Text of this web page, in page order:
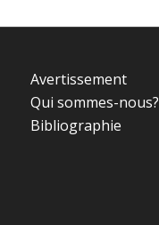
Avertissement
Qui sommes-nous?
Bibliographie